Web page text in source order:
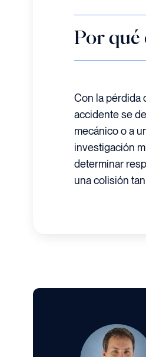
Por qué
Con la pérdida
accidente se
mecánico o a
investigación
determinar
una colisión